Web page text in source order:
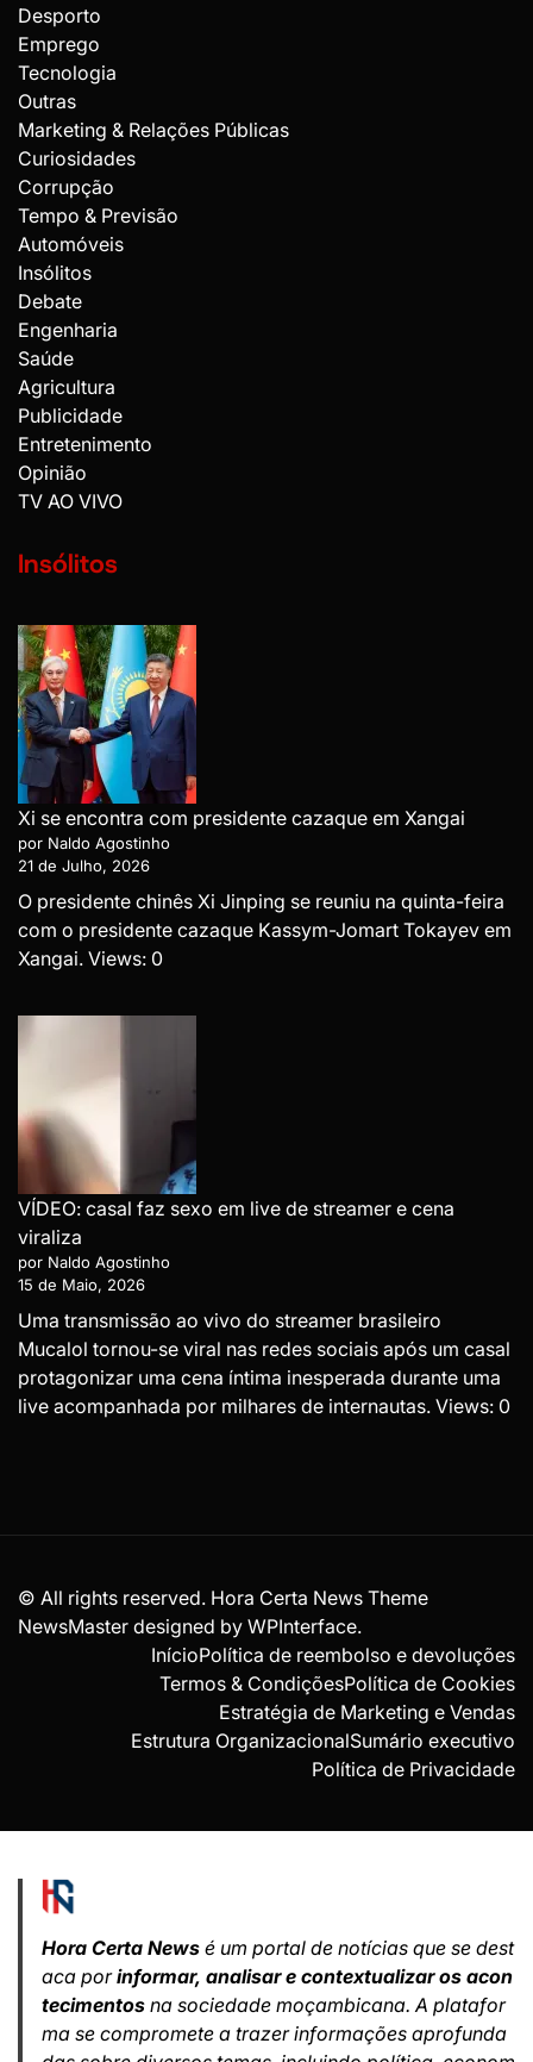
Desporto
Emprego
Tecnologia
Outras
Marketing & Relações Públicas
Curiosidades
Corrupção
Tempo & Previsão
Automóveis
Insólitos
Debate
Engenharia
Saúde
Agricultura
Publicidade
Entretenimento
Opinião
TV AO VIVO
Insólitos
Xi se encontra com presidente cazaque em Xangai
por Naldo Agostinho
21 de Julho, 2026
O presidente chinês Xi Jinping se reuniu na quinta-feira
com o presidente cazaque Kassym-Jomart Tokayev em
Xangai. Views: 0
VÍDEO: casal faz sexo em live de streamer e cena
viraliza
por Naldo Agostinho
15 de Maio, 2026
Uma transmissão ao vivo do streamer brasileiro
Mucalol tornou-se viral nas redes sociais após um casal
protagonizar uma cena íntima inesperada durante uma
live acompanhada por milhares de internautas. Views: 0
© All rights reserved. Hora Certa News Theme
NewsMaster designed by WPInterface.
InícioPolítica de reembolso e devoluções
Termos & CondiçõesPolítica de Cookies
Estratégia de Marketing e Vendas
Estrutura OrganizacionalSumário executivo
Política de Privacidade
Hora Certa News é um portal de notícias que se dest
aca porinformar, analisar e contextualizar os acon
tecimentos na sociedade moçambicana. A platafor
ma se compromete a trazer informações aprofunda